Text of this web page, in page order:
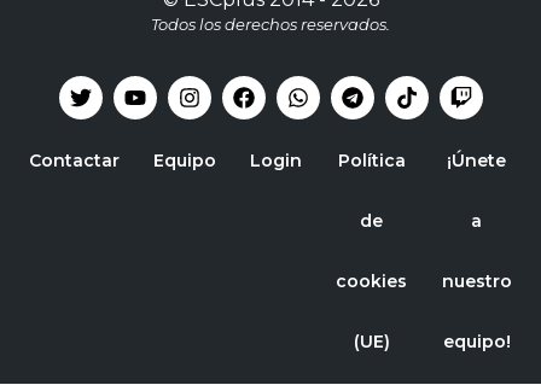
Todos los derechos reservados.
Contactar Equipo Login Política
de
cookies
(UE)
¡Únete
a
nuestro
equipo!